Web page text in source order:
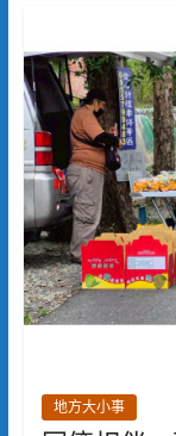
地方大小事